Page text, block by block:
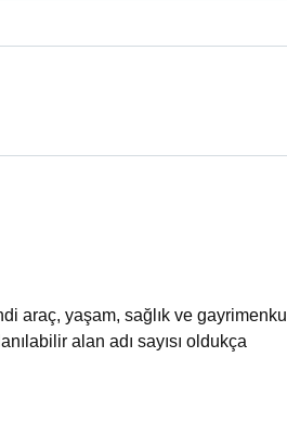
araç, yaşam, sağlık ve gayrimenkul
alan adı sayısı oldukça